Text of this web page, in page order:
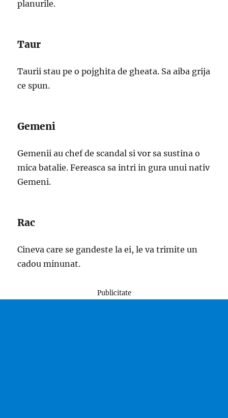
planurile.
Taur
Taurii stau pe o pojghita de gheata. Sa aiba grija
ce spun.
Gemeni
Gemenii au chef de scandal si vor sa sustina o
mica batalie. Fereasca sa intri in gura unui nativ
Gemeni.
Rac
Cineva care se gandeste la ei, le va trimite un
cadou minunat.
Publicitate